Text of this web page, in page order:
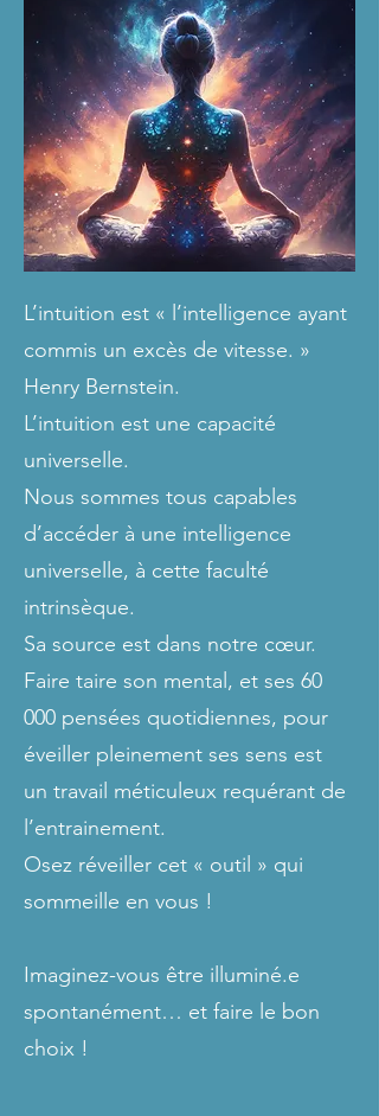
L’intuition est « l’intelligence ayant
commis un excès de vitesse. »
Henry Bernstein.
L’intuition est une capacité
universelle.
Nous sommes tous capables
d’accéder à une intelligence
universelle, à cette faculté
intrinsèque.
Sa source est dans notre cœur.
Faire taire son mental, et ses 60
000 pensées quotidiennes, pour
éveiller pleinement ses sens est
un travail méticuleux requérant de
l’entrainement.
Osez réveiller cet « outil » qui
sommeille en vous !
Imaginez-vous être illuminé.e
spontanément… et faire le bon
choix !